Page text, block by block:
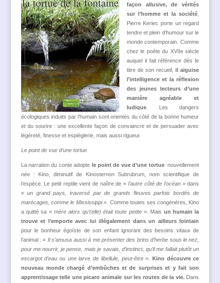
façon allusive, de vérités
sur l’homme et la société
Pierre Keriec porte un regard
tendre et plein d’humour sur le
monde contemporain. Comme
chez le poète du XVIIe siècle
auquel il fait référence dès le
titre de son recueil, ilaiguise
l’intelligence et la réflexion
des jeunes lecteursd’une
manière agréable et
ludique. Les dangers
écologiques induits par l’humain sont orientés du côté de la bonne humeur
et du sourire : une excellente façon de convaincre et de persuader avec
légèreté, finesse et espièglerie, mais aussi rigueur.
Le point de vue d’une tortue
La narration du conte adopte le point de vue d’une tortuenouvellement
née : Kino, diminutif de Kinosternon Subrubrum, nom scientifique de
l’espèce. Le petit reptile vient de naître de « l’autre côté de l’océan »dans
«un grand pays, traversé par de grands fleuves parfois bordés de
marécages, comme le Mississippi ». Comme toutes ses congénères, Kino
a quitté sa « mère alors qu’(elle) était toute petite ». Mais un humain la
trouve et l’emporte avec lui illégalement dans un ailleurs lointain
pour le bonheur égoïste de son enfant ignorant des besoins vitaux de
l’animal : « Il s’amusa aussi à me présenter des brins d’herbe sous le nez,
pour me nourrir, je pense, mais je savais, d’instinct, qu’il me fallait plutôt un
escargot d’eau ou une larve de libellule, peut-être ».
Kino découvre ce
nouveau monde chargé d’embûches et de surpriseset y fait son
apprentissagetelle une picaro animale sur les routes de la vie. Dans